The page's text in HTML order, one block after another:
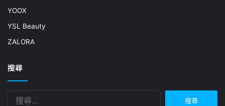
YOOX
YSL Beauty
ZALORA
搜尋